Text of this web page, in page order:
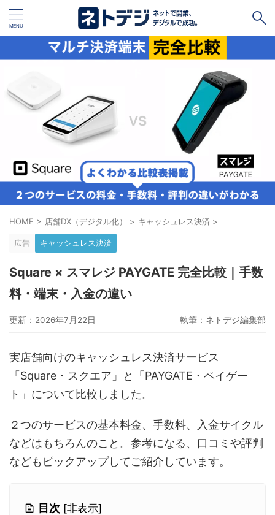
キャッシュレス Square STORES
ネットショップ開設１vs１ 無料ネットショップ
Air ビジネスツールズ
ペライチ キャッシュレス決済端末１vs１ ジンドゥー
POSレジ スマレジ カラーミーショップ Wix
楽天ペイ stera pack
グーペ デジタルコンテンツ販売
HOME > 店舗DX（デジタル化） > キャッシュレス決済 >
広告 キャッシュレス決済
Square × スマレジ PAYGATE 完全比較｜手数
料・端末・入金の違い
更新：2026年7月22日 執筆： ネトデジ編集部
実店舗向けのキャッシュレス決済サービス
「Square・スクエア」と「PAYGATE・ペイゲー
ト」について比較しました。
２つのサービスの基本料金、手数料、入金サイクル
などはもちろんのこと。参考になる、口コミや評判
などもピックアップしてご紹介しています。
目次 [非表示]